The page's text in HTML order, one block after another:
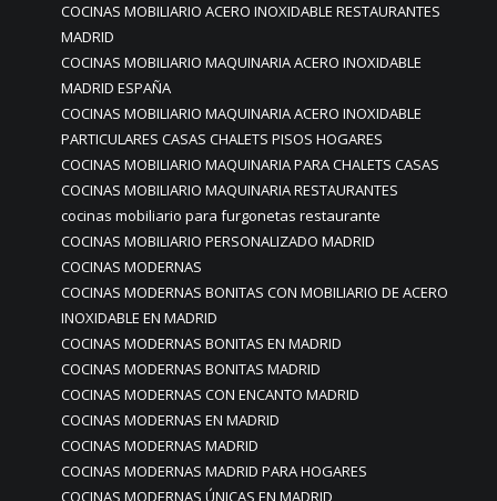
COCINAS MOBILIARIO ACERO INOXIDABLE RESTAURANTES
MADRID
COCINAS MOBILIARIO MAQUINARIA ACERO INOXIDABLE
MADRID ESPAÑA
COCINAS MOBILIARIO MAQUINARIA ACERO INOXIDABLE
PARTICULARES CASAS CHALETS PISOS HOGARES
COCINAS MOBILIARIO MAQUINARIA PARA CHALETS CASAS
COCINAS MOBILIARIO MAQUINARIA RESTAURANTES
cocinas mobiliario para furgonetas restaurante
COCINAS MOBILIARIO PERSONALIZADO MADRID
COCINAS MODERNAS
COCINAS MODERNAS BONITAS CON MOBILIARIO DE ACERO
INOXIDABLE EN MADRID
COCINAS MODERNAS BONITAS EN MADRID
COCINAS MODERNAS BONITAS MADRID
COCINAS MODERNAS CON ENCANTO MADRID
COCINAS MODERNAS EN MADRID
COCINAS MODERNAS MADRID
COCINAS MODERNAS MADRID PARA HOGARES
COCINAS MODERNAS ÚNICAS EN MADRID